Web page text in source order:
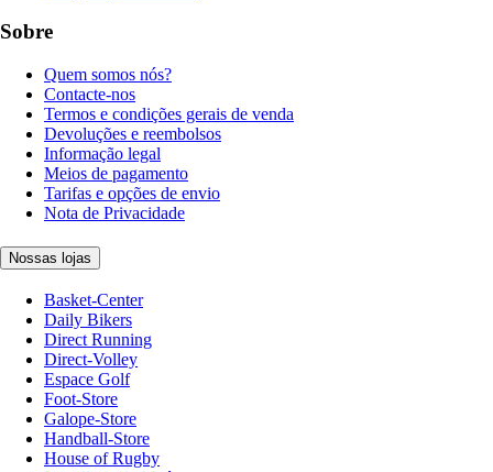
Sobre
Quem somos nós?
Contacte-nos
Termos e condições gerais de venda
Devoluções e reembolsos
Informação legal
Meios de pagamento
Tarifas e opções de envio
Nota de Privacidade
Nossas lojas
Basket-Center
Daily Bikers
Direct Running
Direct-Volley
Espace Golf
Foot-Store
Galope-Store
Handball-Store
House of Rugby